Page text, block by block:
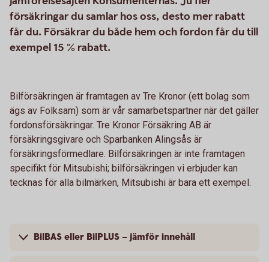
försäkringar du samlar hos oss, desto mer rabatt
får du. Försäkrar du både hem och fordon får du till
exempel 15 % rabatt.
Bilförsäkringen är framtagen av Tre Kronor (ett bolag som
ägs av Folksam) som är vår samarbetspartner när det gäller
fordonsförsäkringar. Tre Kronor Försäkring AB är
försäkringsgivare och Sparbanken Alingsås är
försäkringsförmedlare. Bilförsäkringen är inte framtagen
specifikt för Mitsubishi; bilförsäkringen vi erbjuder kan
tecknas för alla bilmärken, Mitsubishi är bara ett exempel.
BilBAS eller BilPLUS – jämför innehåll